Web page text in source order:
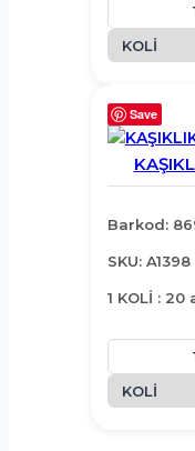
Save
Barkod:
SKU: A1398
1 KOLİ : 20